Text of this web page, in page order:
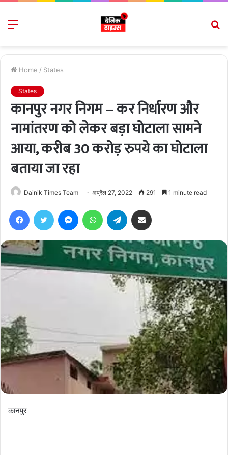
Menu
Home / States
States
कानपुर नगर निगम – कर निर्धारण और
नामांतरण को लेकर बड़ा घोटाला सामने
आया, करीब 30 करोड़ रुपये का घोटाला
बताया जा रहा
Dainik Times Team अप्रैल 27, 2022 291 1 minute read
FacebookTwitter MessengerWhatsAppTelegram
कानपुर